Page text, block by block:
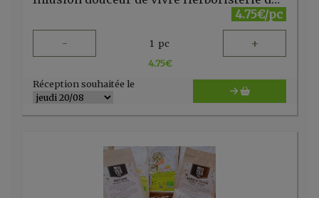
4.75€/pc
- 1 pc +
4.75€
Réception souhaitée le